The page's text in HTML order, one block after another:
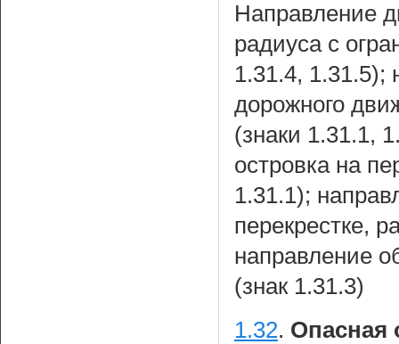
Направление
радиуса с
1.31.4, 1.31.5);
дорожного
(знаки 1.31.1,
островка на
1.31.1);
перекрестке,
направление
(знак 1.31.3)
1.32. Опасная